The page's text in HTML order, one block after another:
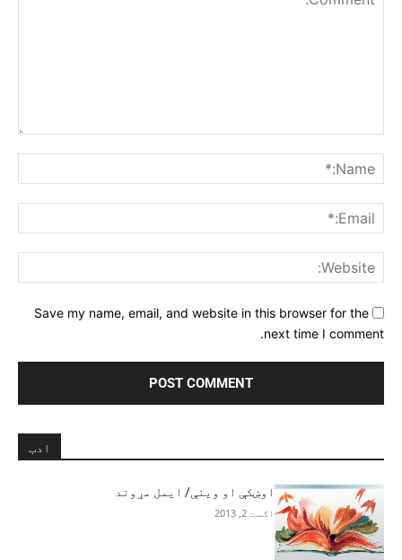
Save my name, email, and website in this browser for the
next time I comment.
ادب
اوښکې او وینې/ ایمل مړوند
اګست 2, 2013